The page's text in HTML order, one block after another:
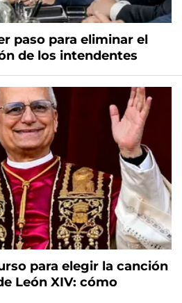
paso para eliminar el
de los intendentes
para elegir la canción
León XIV: cómo